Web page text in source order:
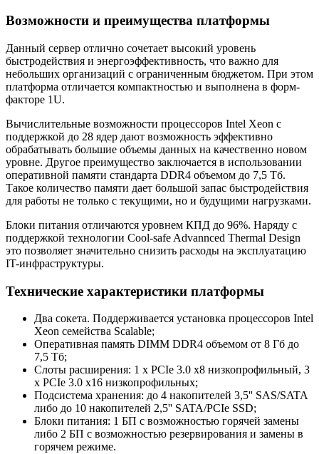
Возможности и преимущества платформы
Данный сервер отлично сочетает высокий уровень
быстродействия и энергоэффективность, что важно для
небольших организаций с ограниченным бюджетом. При этом
платформа отличается компактностью и выполнена в форм-
факторе 1U.
Вычислительные возможности процессоров Intel Xeon с
поддержкой до 28 ядер дают возможность эффективно
обрабатывать большие объемы данных на качественно новом
уровне. Другое преимущество заключается в использовании
оперативной памяти стандарта DDR4 объемом до 7,5 Тб.
Такое количество памяти дает большой запас быстродействия
для работы не только с текущими, но и будущими нагрузками.
Блоки питания отличаются уровнем КПД до 96%. Наряду с
поддержкой технологии Cool-safe Advannced Thermal Design
это позволяет значительно снизить расходы на эксплуатацию
IT-инфраструктуры.
Технические характеристики платформы
Два сокета. Поддерживается установка процессоров Intel
Xeon семейства Scalable;
Оперативная память DIMM DDR4 объемом от 8 Гб до
7,5 Тб;
Слоты расширения: 1 х PCIe 3.0 x8 низкопрофильный, 3
х PCIe 3.0 x16 низкопрофильных;
Подсистема хранения: до 4 накопителей 3,5'' SAS/SATA
либо до 10 накопителей 2,5'' SATA/PCIe SSD;
Блоки питания: 1 БП с возможностью горячей замены
либо 2 БП с возможностью резервирования и замены в
горячем режиме.